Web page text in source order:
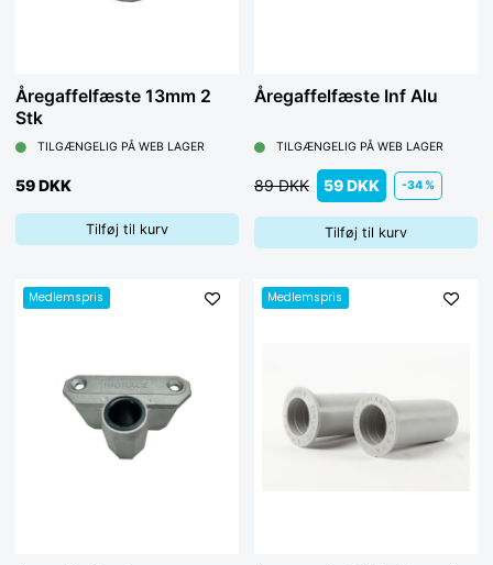
Åregaffelfæste 13mm 2
Stk
TILGÆNGELIG PÅ WEB LAGER
59 DKK
Tilføj til kurv
Åregaffelfæste Inf Alu
TILGÆNGELIG PÅ WEB LAGER
59 DKK
89 DKK -34 %
Tilføj til kurv
Medlemspris Medlemspris